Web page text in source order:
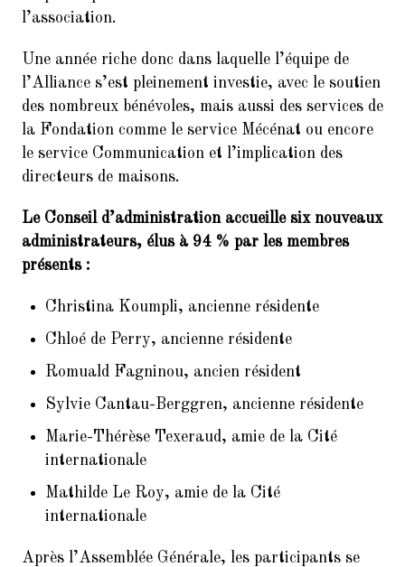
l’association.
Une année riche donc dans laquelle l’équipe de
l’Alliance s’est pleinement investie, avec le soutien
des nombreux bénévoles, mais aussi des services de
la Fondation comme le service Mécénat ou encore
le service Communication et l’implication des
directeurs de maisons.
Le Conseil d’administration accueille six nouveaux
administrateurs, élus à 94 % par les membres
présents :
Christina Koumpli, ancienne résidente
Chloé de Perry, ancienne résidente
Romuald Fagninou, ancien résident
Sylvie Cantau-Berggren, ancienne résidente
Marie-Thérèse Texeraud, amie de la Cité
internationale
Mathilde Le Roy, amie de la Cité
internationale
Après l’Assemblée Générale, les participants se